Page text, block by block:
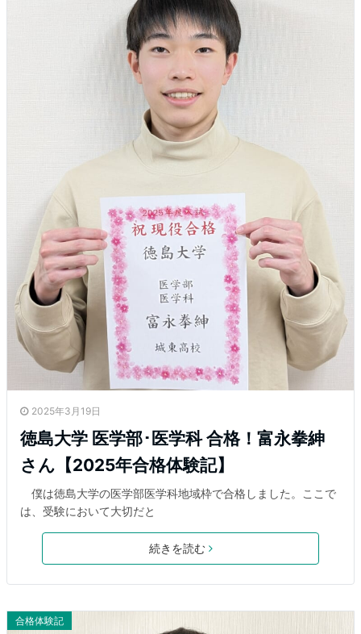
2025年3月19日
徳島大学 医学部･医学科 合格！富永拳紳
さん【2025年合格体験記】
僕は徳島大学の医学部医学科地域枠で合格しました。ここで
は、受験において大切だと
続きを読む
合格体験記